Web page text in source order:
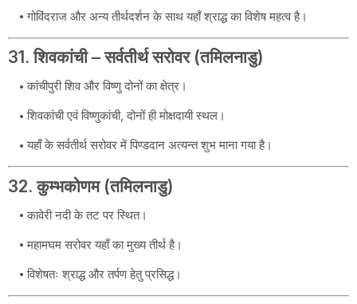
गोविंदराज और अन्य तीर्थदर्शन के साथ यहाँ श्राद्ध का विशेष महत्व है।
31. शिवकांची – सर्वतीर्थ सरोवर (तमिलनाडु)
कांचीपुरी शिव और विष्णु दोनों का क्षेत्र।
शिवकांची एवं विष्णुकांची, दोनों ही मोक्षदायी स्थल।
यहाँ के सर्वतीर्थ सरोवर में पिण्डदान अत्यन्त शुभ माना गया है।
32. कुम्भकोणम (तमिलनाडु)
कावेरी नदी के तट पर स्थित।
महामघम सरोवर यहाँ का मुख्य तीर्थ है।
विशेषतः श्राद्ध और तर्पण हेतु प्रसिद्ध।